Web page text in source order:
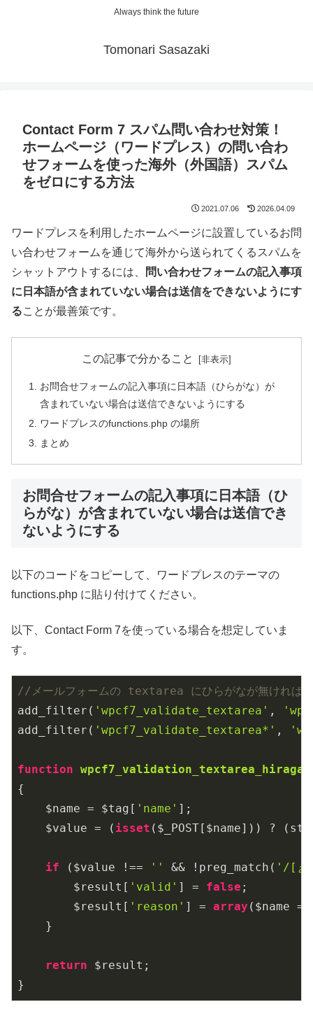
Always think the future
Tomonari Sasazaki
Contact Form 7 スパム問い合わせ対策！
ホームページ（ワードプレス）の問い合わ
せフォームを使った海外（外国語）スパム
をゼロにする方法
2021.07.06 2026.04.09
ワードプレスを利用したホームページに設置しているお問
い合わせフォームを通じて海外から送られてくるスパムを
シャットアウトするには、
問い合わせフォームの記入事項
に日本語が含まれていない場合は送信をできないようにす
ることが最善策です。
この記事で分かること
お問合せフォームの記入事項に日本語（ひらがな）が
含まれていない場合は送信できないようにする
ワードプレスのfunctions.php の場所
まとめ
お問合せフォームの記入事項に日本語（ひ
らがな）が含まれていない場合は送信でき
ないようにする
以下のコードをコピーして、ワードプレスのテーマの
functions.php に貼り付けてください。
以下、Contact Form 7を使っている場合を想定していま
す。
//メールフォームの textarea にひらがなが無ければ
add_filter( 'wpcf7_validate_textarea' ,
add_filter( 'wpcf7_validate_textarea*' ,
function
{
    $name = $tag[
'name' ];
    $value = (
isset ($_POST[$name])) ?
if ($value !== '' && !preg_match( '/[ぁ
        $result[
'valid' ] = false ;
        $result[
'reason' ] = array ($name
    }
return $result;
}